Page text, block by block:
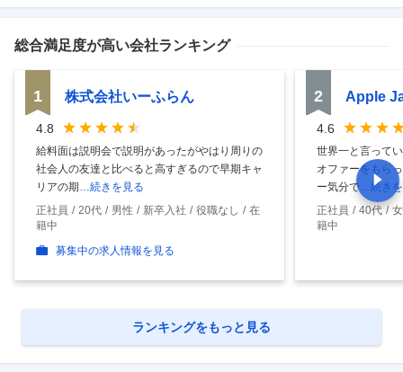
総合満足度が高い会社ランキング
1 株式会社いーふらん
4.8
給料面は説明会で説明があったがやはり周りの
社会人の友達と比べると高すぎるので早期キャ
リアの期 …続きを見る
正社員
20代 男性 新卒入社 役職なし
在
籍中
募集中の求人情報を見る
2 Apple
4.6
世界一と言って
オファーをもら
ー気分で …続き
正社員
40代
籍中
ランキングをもっと見る